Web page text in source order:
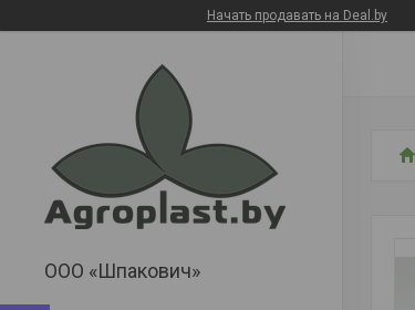
Начать продавать на Deal.by
ООО «Шпакович»